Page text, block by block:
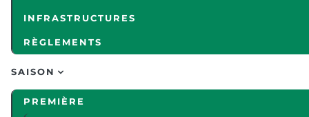
INFRASTRUCTURES
RÈGLEMENTS
SAISON
PREMIÈRE